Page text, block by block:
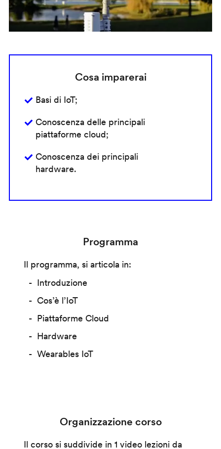
Cosa imparerai
Basi di IoT;
Conoscenza delle principali
piattaforme cloud;
Conoscenza dei principali
hardware.
Programma
Il programma, si articola in:
Introduzione
Cos’è l’IoT
Piattaforme Cloud
Hardware
Wearables IoT
Organizzazione corso
Il corso si suddivide in 1 video lezioni da